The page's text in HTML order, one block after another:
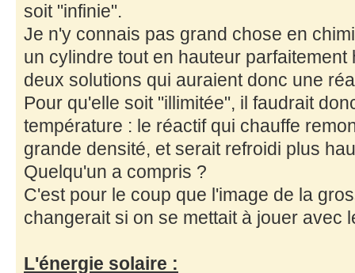
soit "infinie".
Je n'y connais pas grand chose en
un cylindre tout en hauteur
deux solutions qui auraient donc une
Pour qu'elle soit "illimitée", il faudrait
température : le réactif qui chauffe
grande densité, et serait refroidi plus
Quelqu'un a compris ?
C'est pour le coup que l'image de la
changerait si on se mettait à jouer avec
L'énergie solaire :